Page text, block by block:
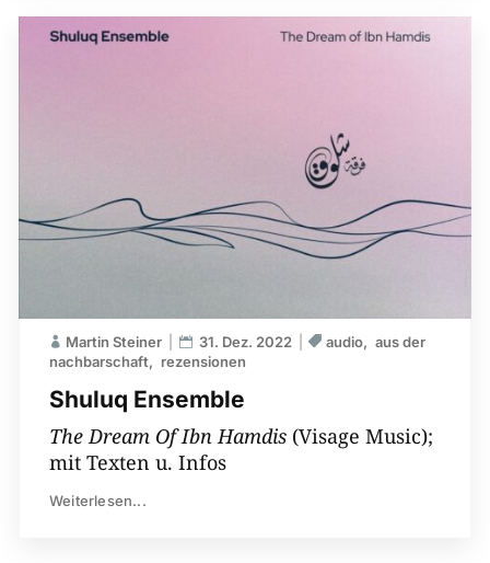
Shuluq Ensemble
Martin Steiner 31. Dez. 2022 audio
aus der
nachbarschaft
rezensionen
The Dream Of Ibn Hamdis(Visage Music);
mit Texten u. Infos
Weiterlesen...